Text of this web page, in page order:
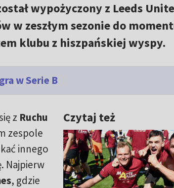
wypożyczony z Leeds
w zeszłym sezonie do
klubu z hiszpańskiej wyspy.
w Serie B
Czytaj też
z Ruchu
zespole
innego
Najpierw
, gdzie